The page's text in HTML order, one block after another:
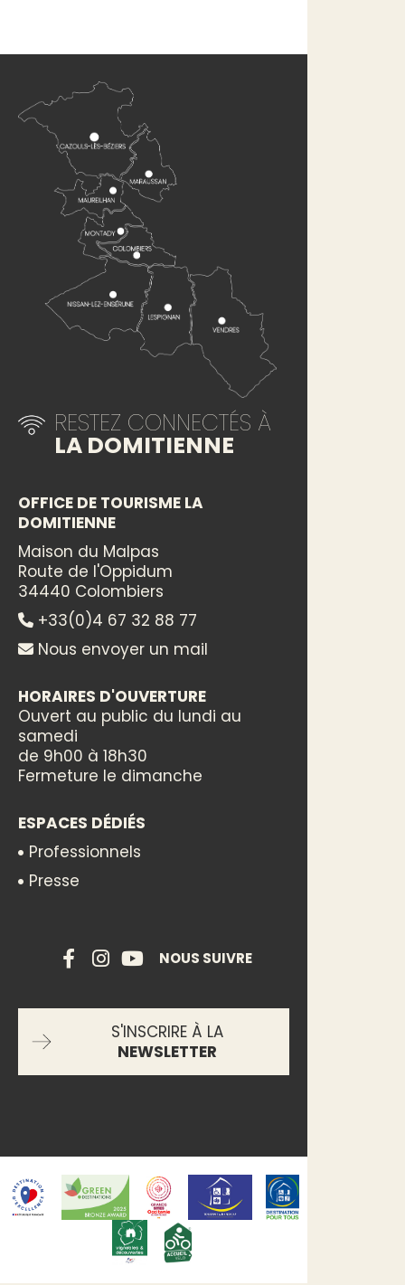
RESTEZ CONNECTÉS À
LA DOMITIENNE
OFFICE DE TOURISME LA
DOMITIENNE
Maison du Malpas
Route de l'Oppidum
34440 Colombiers
+33(0)4 67 32 88 77
Nous envoyer un mail
HORAIRES D'OUVERTURE
Ouvert au public du lundi au
samedi
de 9h00 à 18h30
Fermeture le dimanche
ESPACES DÉDIÉS
Professionnels
Presse
NOUS SUIVRE
S'INSCRIRE À LA
NEWSLETTER